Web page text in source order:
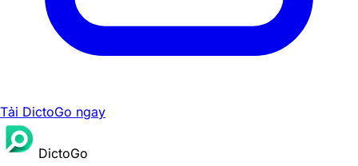
Tải DictoGo ngay
DictoGo